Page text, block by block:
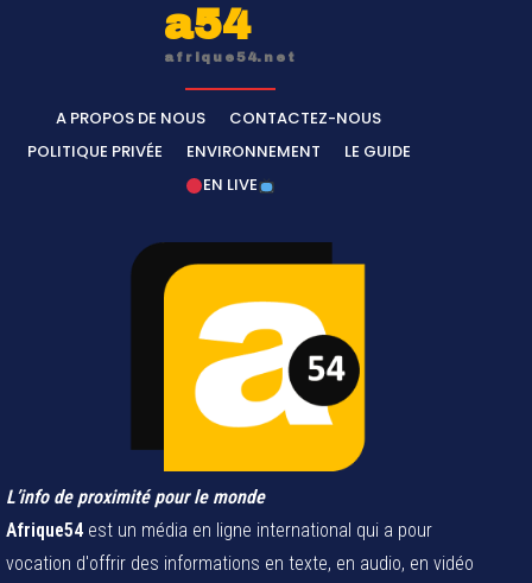
a54
afrique54.net
A PROPOS DE NOUS
CONTACTEZ-NOUS
POLITIQUE PRIVÉE
ENVIRONNEMENT
LE GUIDE
EN LIVE
L’info de proximité pour le monde
Afrique54 est un média en ligne international qui a pour
vocation d'offrir des informations en texte, en audio, en vidéo